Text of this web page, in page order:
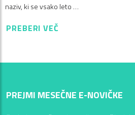
naziv, ki se vsako leto …
PREBERI VEČ
PREJMI MESEČNE E-NOVIČKE